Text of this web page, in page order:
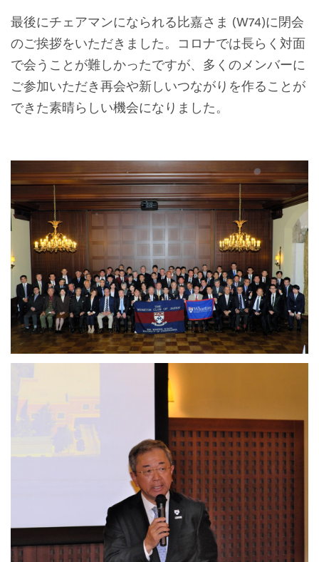
最後にチェアマンになられる比嘉さま (W74)に閉会
のご挨拶をいただきました。コロナでは長らく対面
で会うことが難しかったですが、多くのメンバーに
ご参加いただき 再会や新しいつながりを作ることが
できた素晴らしい機会になりました。